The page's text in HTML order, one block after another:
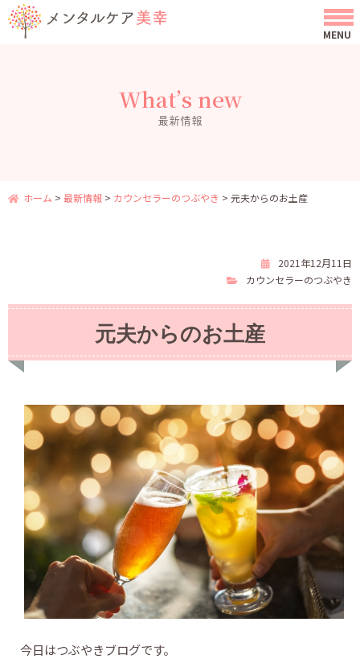
What’s new
最新情報
ホーム > 最新情報 > カウンセラーのつぶやき > 元夫からのお土産
2021年12月11日
カウンセラーのつぶやき
元夫からのお土産
今日はつぶやきブログです。